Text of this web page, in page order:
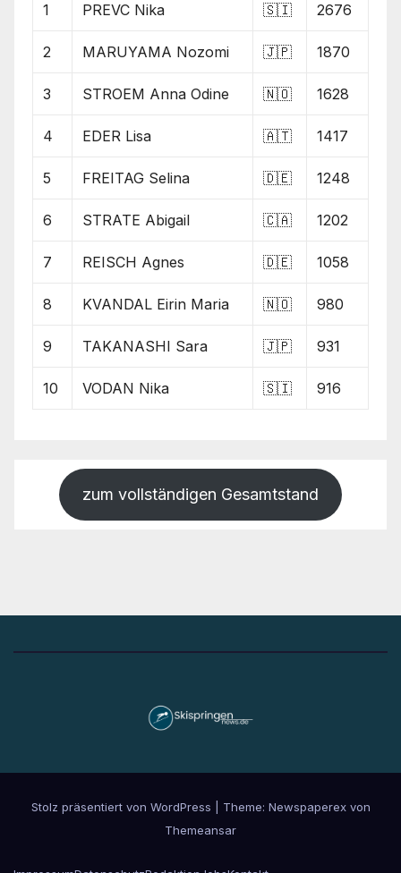
1 PREVC Nika 🇸🇮 2676
2 MARUYAMA Nozomi 🇯🇵 1870
3 STROEM Anna Odine 🇳🇴 1628
4 EDER Lisa 🇦🇹 1417
5 FREITAG Selina 🇩🇪 1248
6 STRATE Abigail 🇨🇦 1202
7 REISCH Agnes 🇩🇪 1058
8 KVANDAL Eirin Maria 🇳🇴 980
9 TAKANASHI Sara 🇯🇵 931
10 VODAN Nika 🇸🇮 916
zum vollständigen Gesamtstand
Stolz präsentiert von WordPress
Theme: Newspaperex von
Themeansar